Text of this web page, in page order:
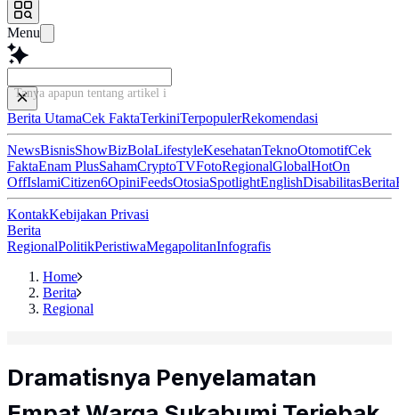
Menu
Tanya apapun tentang artikel ini...
Berita UtamaCek FaktaTerkiniTerpopulerRekomendasi
NewsBisnisShowBizBolaLifestyleKesehatanTeknoOtomotifCek
FaktaEnam PlusSahamCryptoTVFotoRegionalGlobalHotOn
OffIslamiCitizen6OpiniFeedsOtosiaSpotlightEnglishDisabilitasBerita
KontakKebijakan Privasi
Berita
RegionalPolitikPeristiwaMegapolitanInfografis
Home
Berita
Regional
Dramatisnya Penyelamatan